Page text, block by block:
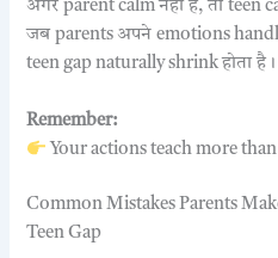
अगर parent calm नहीं है, तो teen
जब parents अपने emotions
teen gap naturally shrink होता है।
Remember:
Your actions teach more
Common Mistakes Parents
Teen Gap